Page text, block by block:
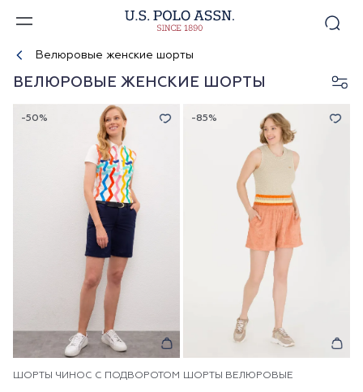
Велюровые женские шорты
ВЕЛЮРОВЫЕ ЖЕНСКИЕ ШОРТЫ
-50%
ШОРТЫ ЧИНОС С ПОДВОРОТОМ
-85%
ШОРТЫ ВЕЛЮРОВЫЕ